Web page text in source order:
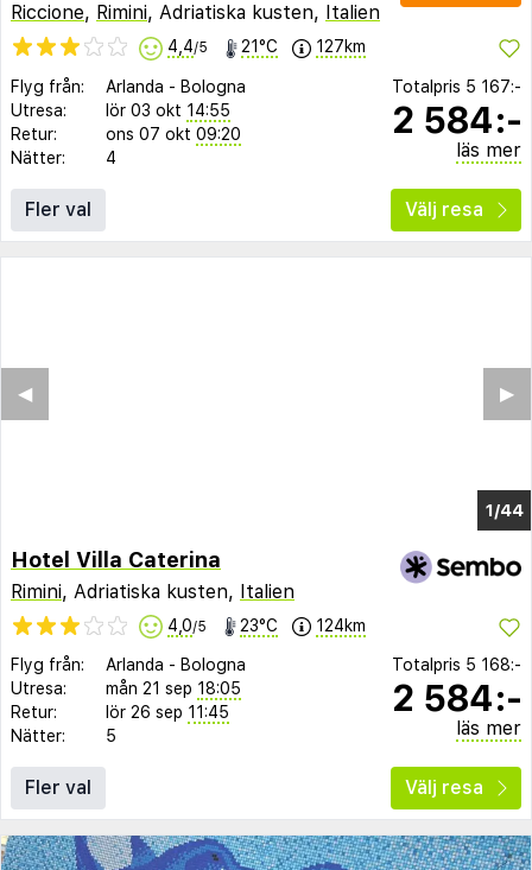
Riccione, Rimini, Adriatiska kusten, Italien
4,4/5 21°C 127km
Flyg från: Arlanda - Bologna
Utresa:
lör 03 okt 14:55
Retur:
ons 07 okt 09:20
Nätter:
4
Totalpris 5 167:-
2 584:-
läs mer
Fler val Välj resa
1/36
▶︎
◀︎
Hotel Villa Caterina
Rimini, Adriatiska kusten, Italien
4,0/5 23°C 124km
Flyg från: Arlanda - Bologna
Utresa:
mån 21 sep 18:05
Retur:
lör 26 sep 11:45
Nätter:
5
Totalpris 5 168:-
2 584:-
läs mer
Fler val Välj resa